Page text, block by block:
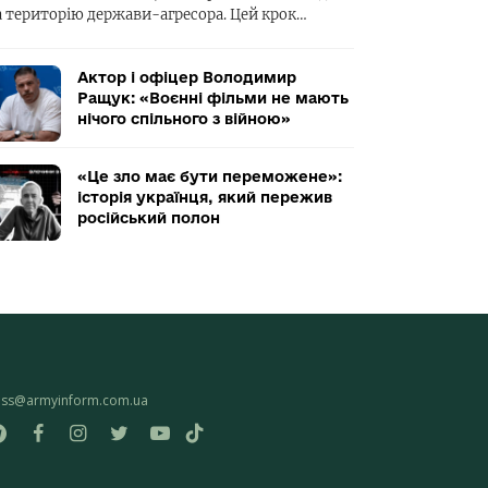
територію держави-агресора. Цей крок…
Актор і офіцер Володимир
Ращук: «Воєнні фільми не мають
нічого спільного з війною»
«Це зло має бути переможене»:
історія українця, який пережив
російський полон